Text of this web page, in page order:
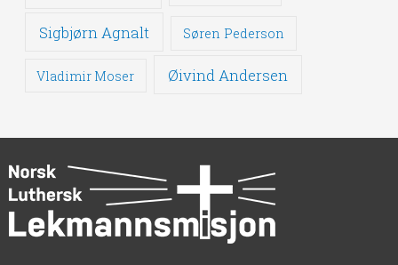
Sigbjørn Agnalt Søren Pederson
Vladimir Moser Øivind Andersen